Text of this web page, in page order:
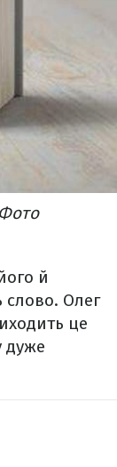
й
слово. Олег
це
дуже